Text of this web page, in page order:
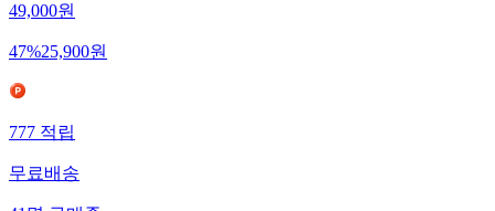
49,000원
47%25,900원
777 적립
무료배송